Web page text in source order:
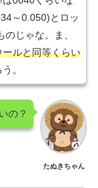
～0.050)とロッ
じゃな。ま、
ルと同等くらい
。
たぬきちゃん
の？